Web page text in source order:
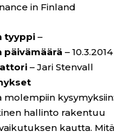
in Finland
tyyppi–
päivämäärä – 10.3.2014
– Jari Stenvall
molempiin kysymyksiin:
hallinto rakentuu
kautta.